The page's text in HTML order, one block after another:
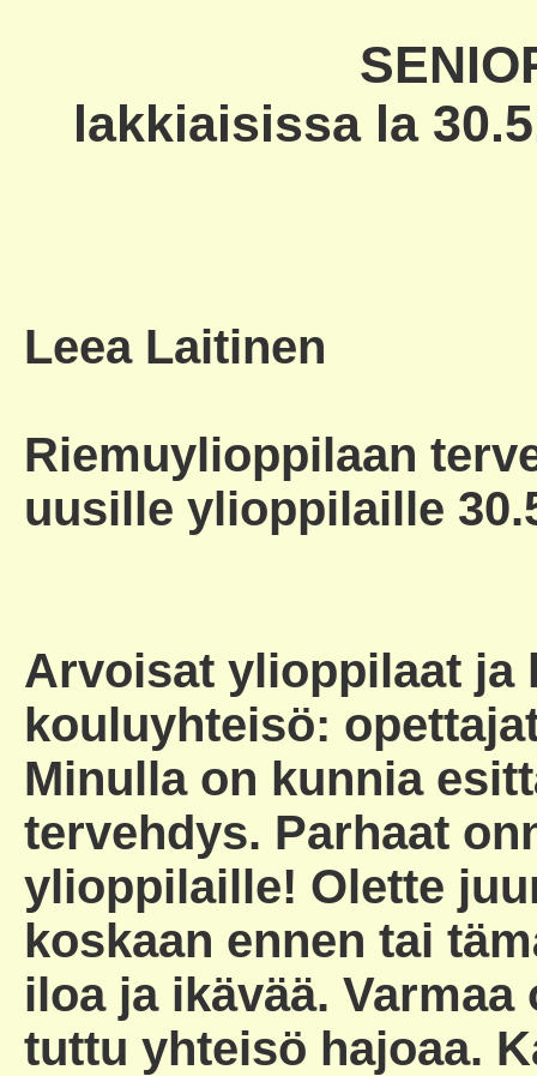
lakkiaisissa la
Leea Laitinen
Riemuylioppilaan
uusille ylioppilaille
Arvoisat ylioppilaat ja
kouluyhteisö:
Minulla on kunnia
tervehdys. Parhaat
ylioppilaille! Olette
koskaan ennen tai
iloa ja ikävää.
tuttu yhteisö hajoaa.